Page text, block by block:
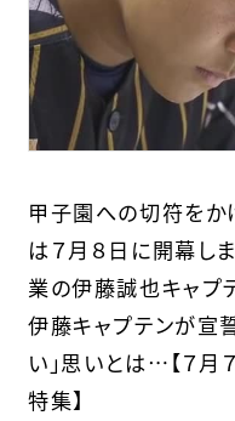
甲子園への切符を
は７月８日に開幕し
業の伊藤誠也キャプ
伊藤キャプテンが宣
い」思いとは…【７月
特集】